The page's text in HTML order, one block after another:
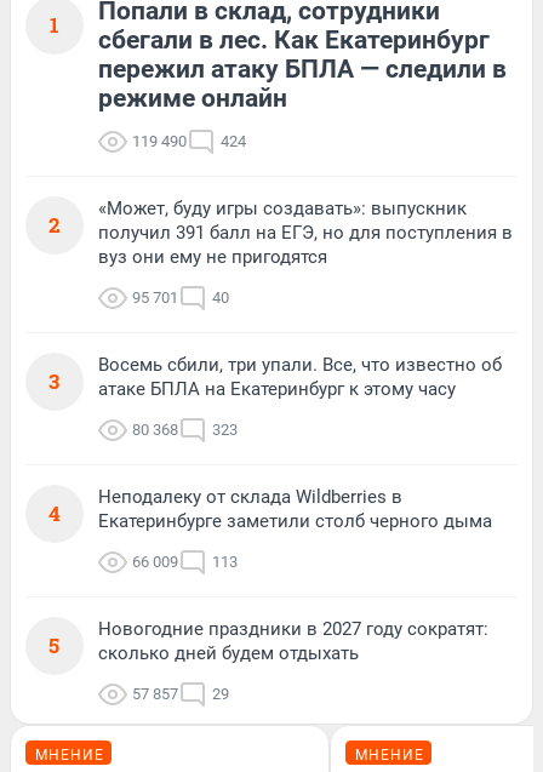
1
Попали в склад, сотрудники
сбегали в лес. Как Екатеринбург
пережил атаку БПЛА — следили в
режиме онлайн
119 490 424
2
«Может, буду игры создавать»: выпускник
получил 391 балл на ЕГЭ, но для поступления в
вуз они ему не пригодятся
95 701 40
3
Восемь сбили, три упали. Все, что известно об
атаке БПЛА на Екатеринбург к этому часу
80 368 323
4
Неподалеку от склада Wildberries в
Екатеринбурге заметили столб черного дыма
66 009 113
5
Новогодние праздники в 2027 году сократят:
сколько дней будем отдыхать
57 857 29
МНЕНИЕ МНЕНИЕ